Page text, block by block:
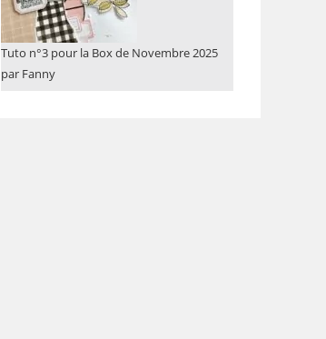
Tuto n°3 pour la Box de Novembre 2025
par Fanny